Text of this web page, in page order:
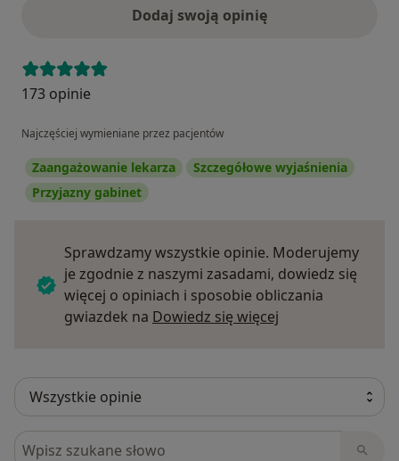
Dodaj swoją opinię
173 opinie
Najczęściej wymieniane przez pacjentów
Zaangażowanie lekarza
Szczegółowe wyjaśnienia
Przyjazny gabinet
Sprawdzamy wszystkie opinie. Moderujemy
je zgodnie z naszymi zasadami, dowiedz się
więcej o opiniach i sposobie obliczania
gwiazdek na Dowiedz się więcej
Szukaj w opiniach